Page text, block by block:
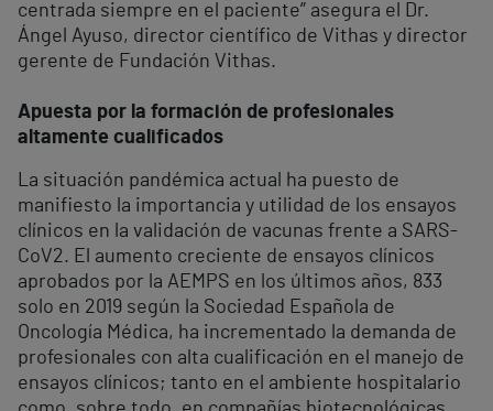
centrada siempre en el paciente” asegura el Dr.
Ángel Ayuso, director científico de Vithas y director
gerente de Fundación Vithas.
Apuesta por la formación de profesionales
altamente cualificados
La situación pandémica actual ha puesto de
manifiesto la importancia y utilidad de los ensayos
clínicos en la validación de vacunas frente a SARS-
CoV2. El aumento creciente de ensayos clínicos
aprobados por la AEMPS en los últimos años, 833
solo en 2019 según la Sociedad Española de
Oncología Médica, ha incrementado la demanda de
profesionales con alta cualificación en el manejo de
ensayos clínicos; tanto en el ambiente hospitalario